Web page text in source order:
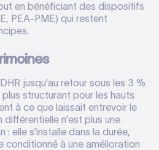
en bénéficiant des dispositifs
PEA-PME) qui restent
jusqu'au retour sous les 3 %
structurant pour les hauts
à ce que laissait entrevoir le
différentielle n'est plus une
: elle s'installe dans la durée,
conditionné à une amélioration